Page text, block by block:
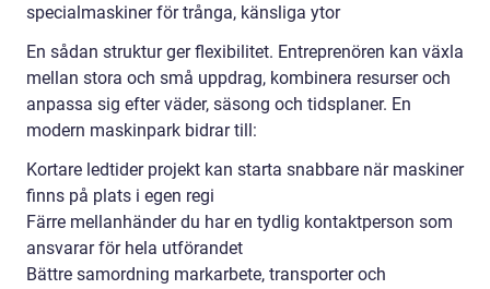
specialmaskiner för trånga, känsliga ytor
En sådan struktur ger flexibilitet. Entreprenören kan växla
mellan stora och små uppdrag, kombinera resurser och
anpassa sig efter väder, säsong och tidsplaner. En
modern maskinpark bidrar till:
Kortare ledtider projekt kan starta snabbare när maskiner
finns på plats i egen regi
Färre mellanhänder du har en tydlig kontaktperson som
ansvarar för hela utförandet
Bättre samordning markarbete, transporter och